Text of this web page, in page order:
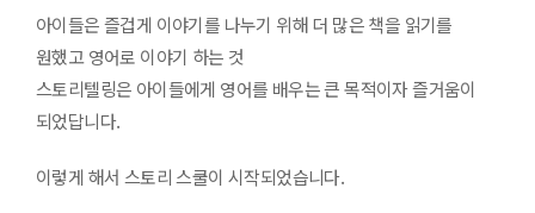
아이들은 즐겁게 이야기를 나누기 위해 더 많은 책을 읽기를
원했고 영어로 이야기 하는 것
스토리텔링은 아이들에게 영어를 배우는 큰 목적이자 즐거움이
되었답니다.
이렇게 해서 스토리 스쿨이 시작되었습니다.